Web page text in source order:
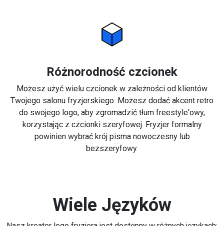
Różnorodność czcionek
Możesz użyć wielu czcionek w zależności od klientów
Twojego salonu fryzjerskiego. Możesz dodać akcent retro
do swojego logo, aby zgromadzić tłum freestyle'owy,
korzystając z czcionki szeryfowej. Fryzjer formalny
powinien wybrać krój pisma nowoczesny lub
bezszeryfowy.
Wiele Języków